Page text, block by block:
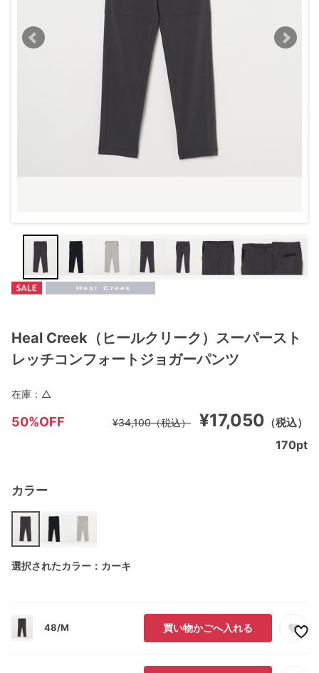
Heal Creek（ヒールクリーク）スーパースト
レッチコンフォートジョガーパンツ
50%OFF ¥17,050 （税込）
¥34,100（税込）
カラー
選択されたカラー：カーキ
48/M 買い物かごへ入れる
在庫： △
170pt